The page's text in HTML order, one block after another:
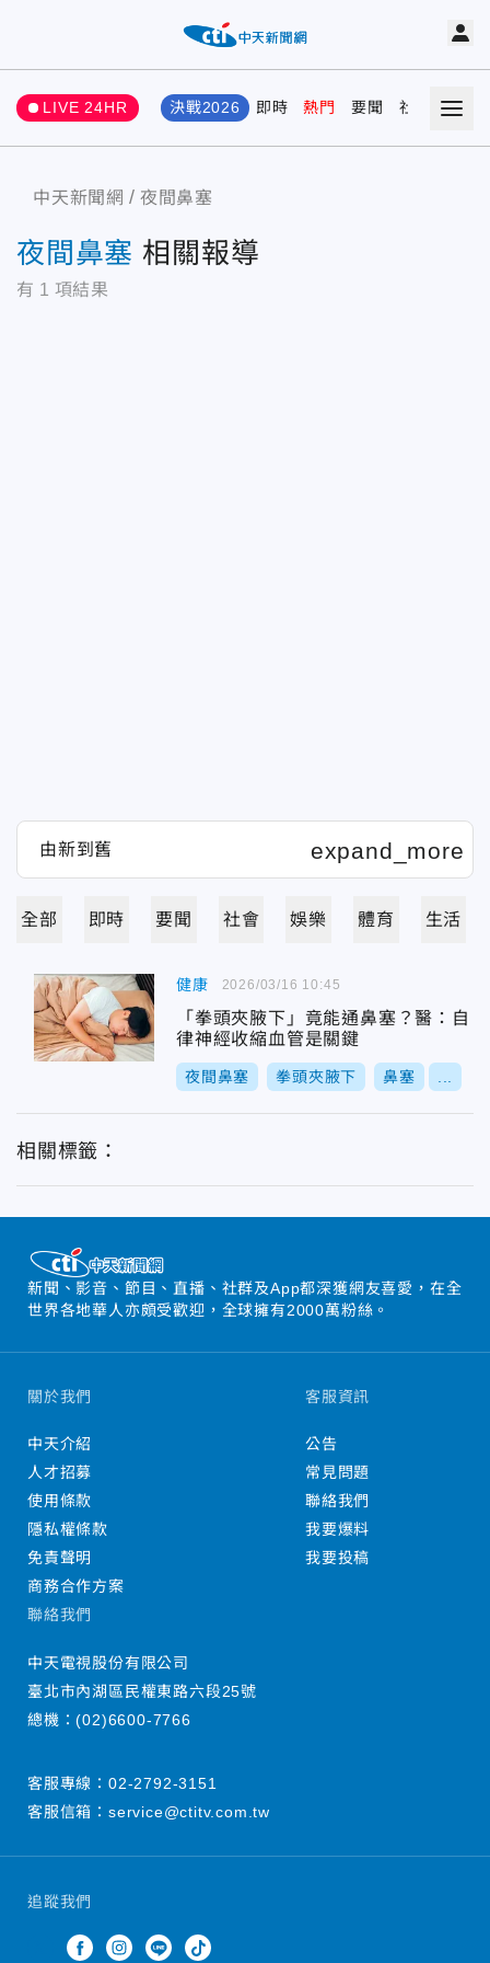
LIVE 24HR 決戰2026 即時 熱門 要聞 社會 娛樂
中天新聞網 夜間鼻塞
夜間鼻塞 相關報導
有 1 項結果
全部 即時 要聞 社會 娛樂 體育 生活
健康
「拳頭夾腋下」竟能通鼻塞？醫：自
律神經收縮血管是關鍵
夜間鼻塞 拳頭夾腋下 鼻塞
2026/03/16 10:45
相關標籤：
新聞、影音、節目、直播、社群及App都深獲網友喜愛，在全
世界各地華人亦頗受歡迎，全球擁有2000萬粉絲。
追蹤我們
關於我們
中天介紹
人才招募
使用條款
隱私權條款
免責聲明
商務合作方案
客服資訊
公告
常見問題
聯絡我們
我要爆料
我要投稿
聯絡我們
中天電視股份有限公司
臺北市內湖區民權東路六段25號
總機：(02)6600-7766
客服專線： 02-2792-3151
客服信箱： service@ctitv.com.tw